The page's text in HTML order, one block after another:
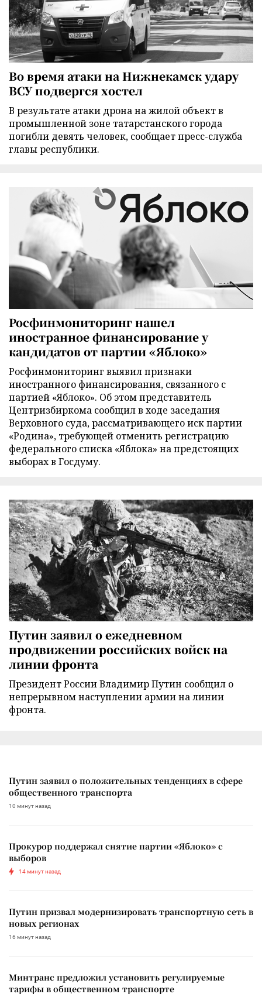
Во время атаки на Нижнекамск удару
ВСУ подвергся хостел
В результате атаки дрона на жилой объект в
промышленной зоне татарстанского города
погибли девять человек, сообщает пресс-служба
главы республики.
Росфинмониторинг нашел
иностранное финансирование у
кандидатов от партии «Яблоко»
Росфинмониторинг выявил признаки
иностранного финансирования, связанного с
партией «Яблоко». Об этом представитель
Центризбиркома сообщил в ходе заседания
Верховного суда, рассматривающего иск партии
«Родина», требующей отменить регистрацию
федерального списка «Яблока» на предстоящих
выборах в Госдуму.
Путин заявил о ежедневном
продвижении российских войск на
линии фронта
Президент России Владимир Путин сообщил о
непрерывном наступлении армии на линии
фронта.
Путин заявил о положительных тенденциях в сфере
общественного транспорта
10 минут назад
Прокурор поддержал снятие партии «Яблоко» с
выборов
14 минут назад
Путин призвал модернизировать транспортную сеть в
новых регионах
16 минут назад
Минтранс предложил установить регулируемые
тарифы в общественном транспорте